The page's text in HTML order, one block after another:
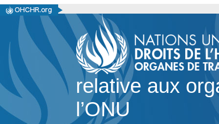
relative aux
l’ONU